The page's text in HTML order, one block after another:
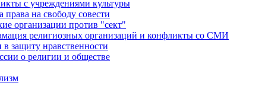
с учреждениями культуры
права на свободу совести
организации против "сект"
религиозных организаций и конфликты со СМИ
защиту нравственности
о религии и обществе